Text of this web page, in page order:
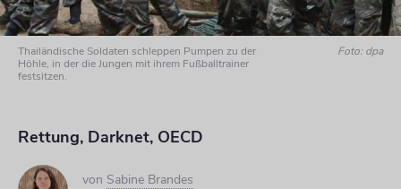
Thailändische Soldaten schleppen Pumpen zu der
Höhle, in der die Jungen mit ihrem Fußballtrainer
festsitzen.
Foto: dpa
Rettung, Darknet, OECD
von Sabine Brandes